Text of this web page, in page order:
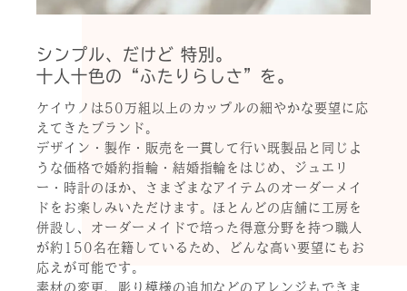
シンプル、だけど 特別。
十人十色の“ふたりらしさ”を。
ケイウノは50万組以上のカップルの細やかな要望に応
えてきたブランド。
デザイン・製作・販売を一貫して行い既製品と同じよ
うな価格で婚約指輪・結婚指輪をはじめ、ジュエリ
ー・時計のほか、さまざまなアイテムのオーダーメイ
ドをお楽しみいただけます。ほとんどの店舗に工房を
併設し、オーダーメイドで培った得意分野を持つ職人
が約150名在籍しているため、どんな高い要望にもお
応えが可能です。
素材の変更、彫り模様の追加などのアレンジもできま